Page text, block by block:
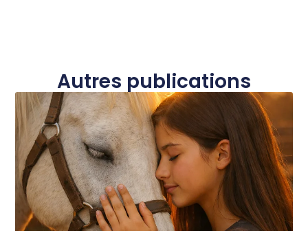
Autres publications